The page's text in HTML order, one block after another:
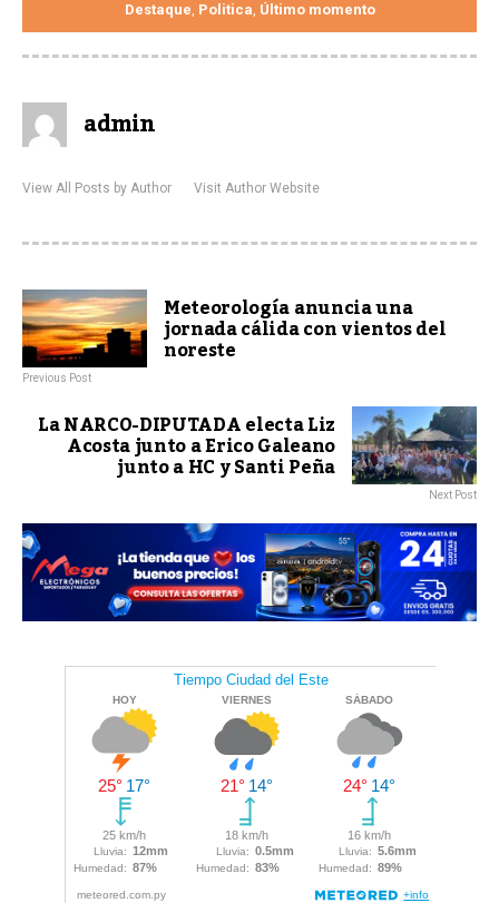
Destaque, Politica, Último momento
admin
View All Posts by Author Visit Author Website
Meteorología anuncia una
jornada cálida con vientos del
noreste
Previous Post
La NARCO-DIPUTADA electa Liz
Acosta junto a Erico Galeano
junto a HC y Santi Peña
Next Post